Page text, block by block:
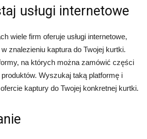
usługi internetowe
wiele firm oferuje usługi internetowe,
znalezieniu kaptura do Twojej kurtki.
na których można zamówić części
Wyszukaj taką platformę i
kaptury do Twojej konkretnej kurtki.